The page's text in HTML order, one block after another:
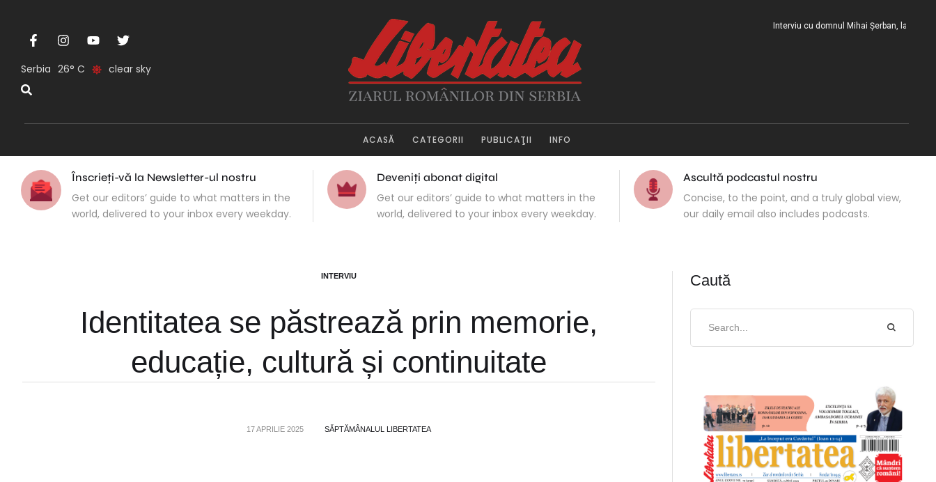
Serbia 26 clear sky
Interviu cu domnul Mihai Șerban, la
ACASĂ CATEGORII PUBLICAŢII INFO
Înscrieți-vă la Newsletter-ul nostru
Get our editors’ guide to what matters in the
world, delivered to your inbox every weekday.
Deveniți abonat digital
Get our editors’ guide to what matters in the
world, delivered to your inbox every weekday.
Ascultă podcastul nostru
Concise, to the point, and a truly global view,
our daily email also includes podcasts.
INTERVIU
Identitatea se păstrează prin memorie,
educație, cultură și continuitate
17 APRILIE 2025 SĂPTĂMÂNALUL LIBERTATEA
Caută